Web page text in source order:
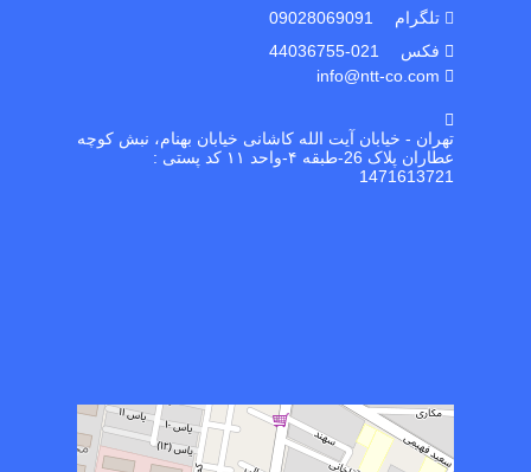
تلگرام 09028069091
فکس 021-44036755
تهران - خیابان آیت الله کاشانی خیابان بهنام، نبش کوچه
عطاران پلاک 26-طبقه ۴-واحد ۱۱ کد پستی :
1471613721